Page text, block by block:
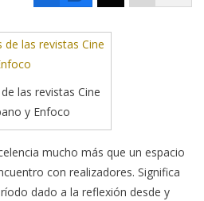
las revistas Cine
y Enfoco
mucho más que un espacio
con realizadores. Significa
dado a la reflexión desde y